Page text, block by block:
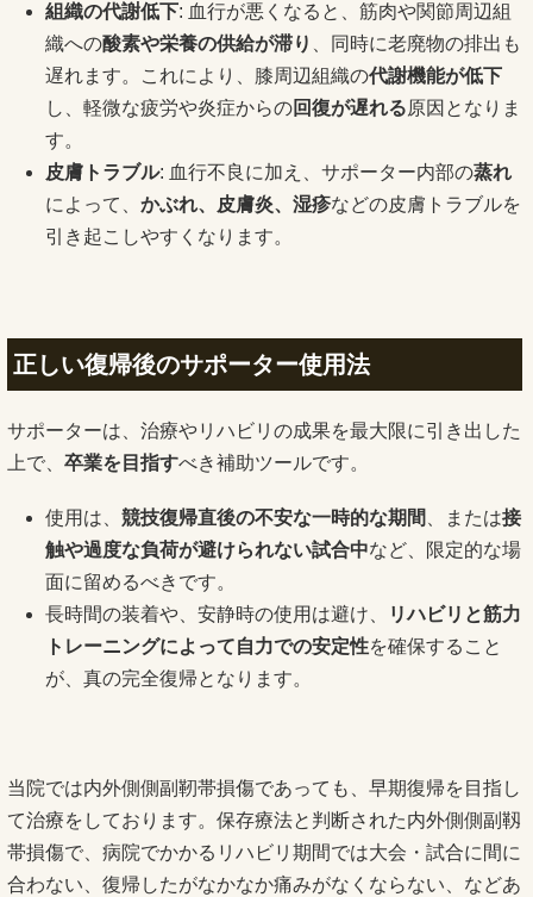
組織の代謝低下: 血行が悪くなると、筋肉や関節周辺組
織への酸素や栄養の供給が滞り
、同時に老廃物の排出も
遅れます。これにより、膝周辺組織の代謝機能が低下
し、軽微な疲労や炎症からの回復が遅れる原因となりま
す。
皮膚トラブル: 血行不良に加え、サポーター内部の蒸れ
によって、 かぶれ、皮膚炎、湿疹などの皮膚トラブルを
引き起こしやすくなります。
正しい復帰後のサポーター使用法
サポーターは、治療やリハビリの成果を最大限に引き出した
上で、 卒業を目指すべき補助ツールです。
使用は、 競技復帰直後の不安な一時的な期間 、または接
触や過度な負荷が避けられない試合中など、限定的な場
面に留めるべきです。
長時間の装着や、安静時の使用は避け、
リハビリと筋力
トレーニングによって自力での安定性を確保すること
が、真の完全復帰となります。
当院では内外側側副靭帯損傷であっても、早期復帰を目指し
て治療をしております。保存療法と判断された内外側側副靱
帯損傷で、病院でかかるリハビリ期間では大会・試合に間に
合わない、復帰したがなかなか痛みがなくならない、などあ